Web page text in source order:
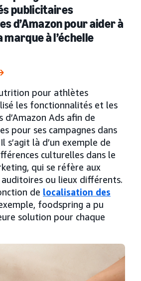
publicitaires
d’Amazon pour aider à
à l’échelle
pour athlètes
les fonctionnalités et les
Ads afin de
pour ses campagnes dans
s’agit là d’un exemple de
culturelles dans le
qui se réfère aux
ou lieux différents.
de localisation des
foodspring a pu
solution pour chaque